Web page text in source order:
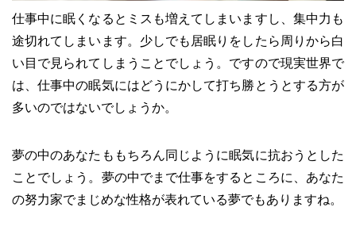
仕事中に眠くなるとミスも増えてしまいますし、集中力も
途切れてしまいます。少しでも居眠りをしたら周りから白
い目で見られてしまうことでしょう。ですので現実世界で
は、仕事中の眠気にはどうにかして打ち勝とうとする方が
多いのではないでしょうか。
夢の中のあなたももちろん同じように眠気に抗おうとした
ことでしょう。夢の中でまで仕事をするところに、あなた
の努力家でまじめな性格が表れている夢でもありますね。